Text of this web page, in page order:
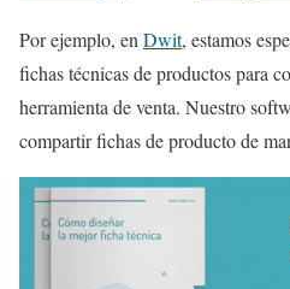
Por ejemplo, en Dwit, estamos
fichas técnicas de productos para
herramienta de venta. Nuestro
compartir fichas de producto de